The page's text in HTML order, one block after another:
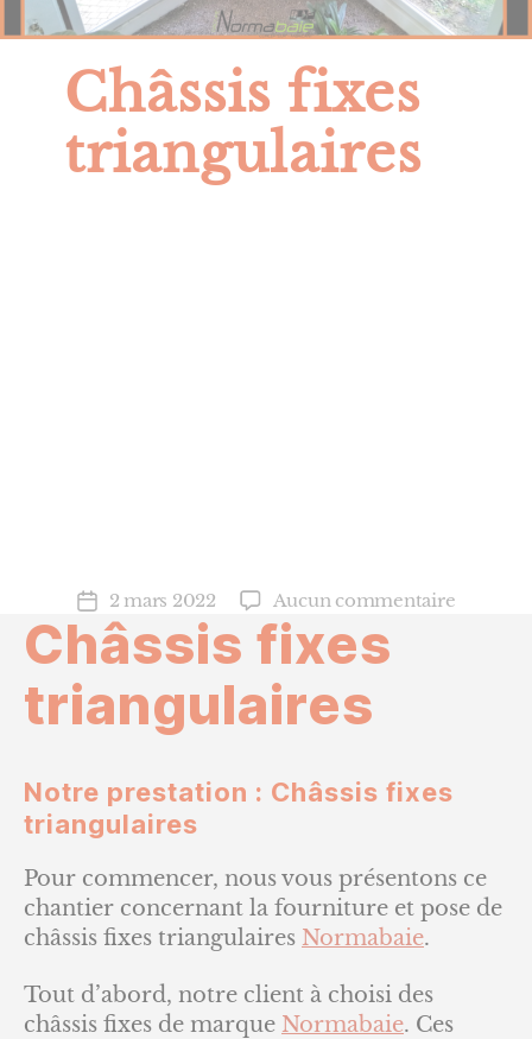
Châssis fixes
triangulaires
Date
de
l’article
2 mars 2022 Aucun commentairesur
Châssis fixes
triangulaires
Notre prestation : Châssis fixes
triangulaires
Pour commencer, nous vous présentons ce
chantier concernant la fourniture et pose de
châssis fixes triangulaires Normabaie.
Tout d’abord, notre client à choisi des
châssis fixes de marque Normabaie. Ces